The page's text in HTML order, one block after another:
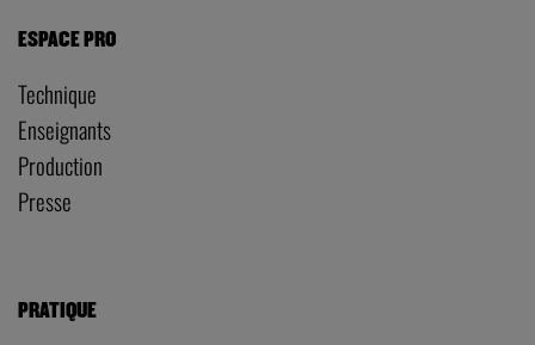
ESPACE PRO
Technique
Enseignants
Production
Presse
PRATIQUE